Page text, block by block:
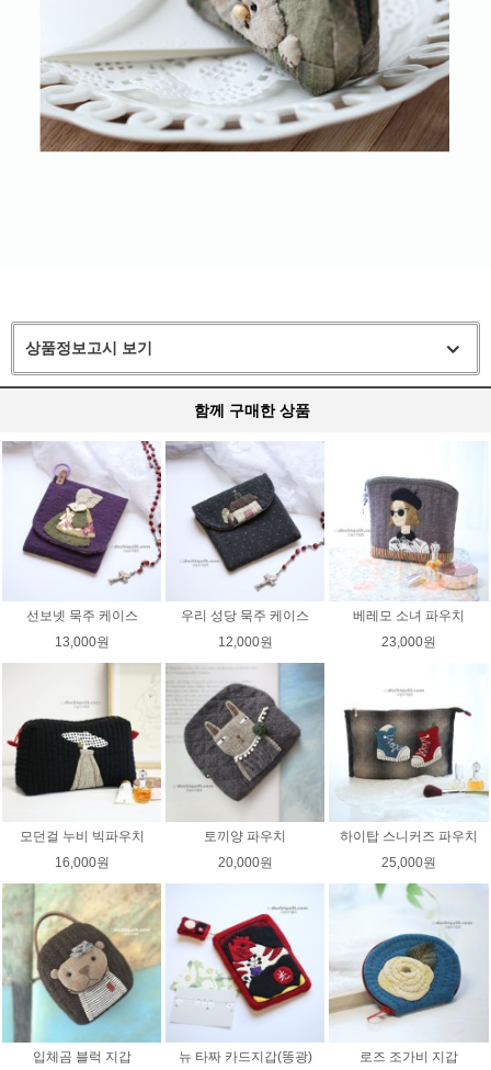
상품정보고시 보기
함께 구매한 상품
선보넷 묵주 케이스
13,000원
우리 성당 묵주 케이스
12,000원
베레모 소녀 파우치
23,000원
모던걸 누비 빅파우치
16,000원
토끼양 파우치
20,000원
하이탑 스니커즈 파우치
25,000원
입체곰 블럭 지갑
뉴 타짜 카드지갑(똥광)
로즈 조가비 지갑